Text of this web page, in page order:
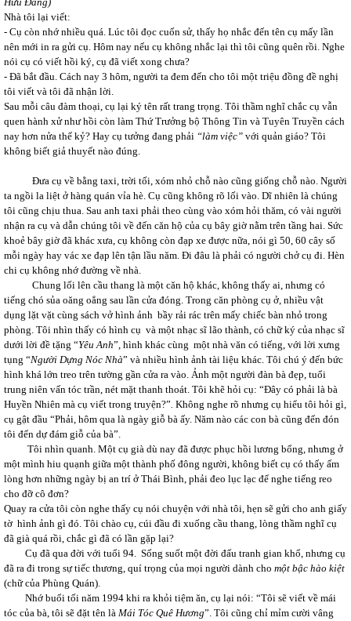
Nhà tôi lại viết:
- Cụ còn nhớ nhiều quá. Lúc tôi đọc cuốn sử, thấy họ nhắc đến tên cụ mấy lần
nên mới in ra gửi cụ. Hôm nay nếu cụ không nhắc lại thì tôi cũng quên rồi. Nghe
nói cụ có viết hồi ký, cụ đã viết xong chưa?
- Đã bắt đầu. Cách nay 3 hôm, người ta đem đến cho tôi một triệu đồng đề nghị
tôi viết và tôi đã nhận lời.
Sau mỗi câu đàm thoại, cụ lại ký tên rất trang trọng. Tôi thầm nghĩ chắc cụ vẫn
quen hành xử như hồi còn làm Thứ Trưởng bộ Thông Tin và Tuyên Truyền cách
nay hơn nửa thế kỷ? Hay cụ tưởng đang phải “làm việc” với quản giáo? Tôi
không biết giả thuyết nào đúng.
Đưa cụ về bằng taxi, trời tối, xóm nhỏ chỗ nào cũng giống chỗ nào. Người
ta ngồi la liệt ở hàng quán vỉa hè. Cụ cũng không rõ lối vào. Dĩ nhiên là chúng
tôi cũng chịu thua. Sau anh taxi phải theo cùng vào xóm hỏi thăm, có vài người
nhận ra cụ và dẫn chúng tôi về đến căn hộ của cụ bây giờ nằm trên tầng hai. Sức
khoẻ bây giờ đã khác xưa, cụ không còn đạp xe được nữa, nói gì 50, 60 cây số
mỗi ngày hay vác xe đạp lên tận lầu năm. Đi đâu là phải có người chở cụ đi. Hèn
chi cụ không nhớ đường về nhà.
Chung lối lên cầu thang là một căn hộ khác, không thấy ai, nhưng có
tiếng chó sủa oăng oẳng sau lần cửa đóng. Trong căn phòng cụ ở, nhiều vật
dụng lặt vặt cùng sách vở hình ảnh bầy rải rác trên mấy chiếc bàn nhỏ trong
phòng. Tôi nhìn thấy có hình cụ và một nhạc sĩ lão thành, có chữ ký của nhạc sĩ
dưới lời đề tặng “Yêu Anh”, hình khác cùng một nhà văn có tiếng, với lời xưng
tụng “Người Dựng Nóc Nhà” và nhiều hình ảnh tài liệu khác. Tôi chú ý đến bức
hình khá lớn treo trên tường gần cửa ra vào. Ảnh một người đàn bà đẹp, tuổi
trung niên vấn tóc trần, nét mặt thanh thoát. Tôi khẽ hỏi cụ: “Đây có phải là bà
Huyền Nhiên mà cụ viết trong truyện?”. Không nghe rõ nhưng cụ hiểu tôi hỏi gì,
cụ gật đầu “Phải, hôm qua là ngày giỗ bà ấy. Năm nào các con bà cũng đến đón
tôi đến dự đám giỗ của bà”.
Tôi nhìn quanh. Một cụ già dù nay đã được phục hồi lương bổng, nhưng ở
một mình hiu quạnh giữa một thành phố đông người, không biết cụ có thấy ấm
lòng hơn những ngày bị an trí ở Thái Bình, phải đeo lục lạc để nghe tiếng reo
cho đỡ cô đơn?
Quay ra cửa tôi còn nghe thấy cụ nói chuyện với nhà tôi, hẹn sẽ gửi cho anh giấy
tờ hình ảnh gì đó. Tôi chào cụ, cúi đầu đi xuống cầu thang, lòng thầm nghĩ cụ
đã già quá rồi, chắc gì đã có lần gặp lại?
Cụ đã qua đời với tuổi 94. Sống suốt một đời đấu tranh gian khổ, nhưng cụ
đã ra đi trong sự tiếc thương, quí trọng của mọi người dành cho một bậc hào kiệt
(chữ của Phùng Quán).
Nhớ buổi tối năm 1994 khi ra khỏi tiệm ăn, cụ lại nói: “Tôi sẽ viết về mái
tóc của bà, tôi sẽ đặt tên là Mái Tóc Quê Hương”. Tôi cũng chỉ mỉm cười vâng